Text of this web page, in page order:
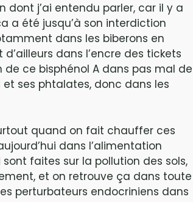
dont j’ai entendu parler, car il y a
a été jusqu’à son interdiction
dans les biberons en
dans l’encre des tickets
de ce bisphénol A dans pas mal de
et ses phtalates, donc dans les
quand on fait chauffer ces
dans l’alimentation
faites sur la pollution des sols,
et on retrouve ça dans toute
perturbateurs endocriniens dans